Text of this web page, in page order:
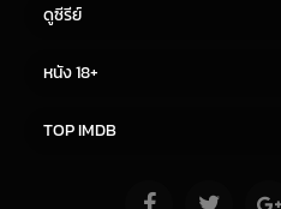
ดูซีรีย์
หนัง 18+
TOP IMDB